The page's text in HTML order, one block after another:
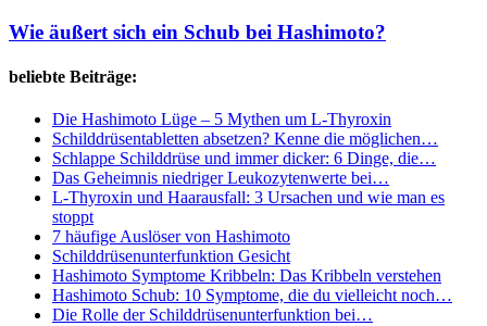
ein
Schub
bei
Hashimoto?
Wie äußert sich ein Schub bei Hashimoto?
beliebte Beiträge:
Die Hashimoto Lüge – 5 Mythen um L-Thyroxin
Schilddrüsentabletten absetzen? Kenne die möglichen…
Schlappe Schilddrüse und immer dicker: 6 Dinge, die…
Das Geheimnis niedriger Leukozytenwerte bei…
L-Thyroxin und Haarausfall: 3 Ursachen und wie man es
stoppt
7 häufige Auslöser von Hashimoto
Schilddrüsenunterfunktion Gesicht
Hashimoto Symptome Kribbeln: Das Kribbeln verstehen
Hashimoto Schub: 10 Symptome, die du vielleicht noch…
Die Rolle der Schilddrüsenunterfunktion bei…